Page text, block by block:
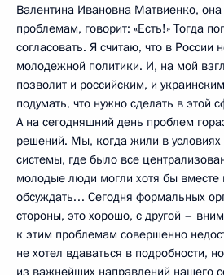
Валентина Ивановна Матвиенко, она
проблемам, говорит: «Есть!» Тогда
согласовать. Я считаю, что в России
молодежной политики. И, на мой
позволит и российским, и
подумать, что нужно сделать в этой
А на сегодняшний день проблем
решений. Мы, когда жили в
системы, где было все
молодые люди могли хотя бы вместе
обсуждать… Сегодня формальных
стороны, это хорошо, с другой –
к этим проблемам совершенно
не хотел вдаваться в подробности,
из важнейших направлений нашего